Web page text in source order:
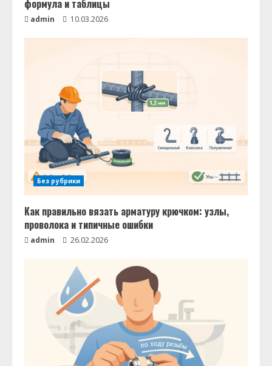
формула и таблицы
admin 10.03.2026
Без рубрики
Как правильно вязать арматуру крючком: узлы,
проволока и типичные ошибки
admin 26.02.2026